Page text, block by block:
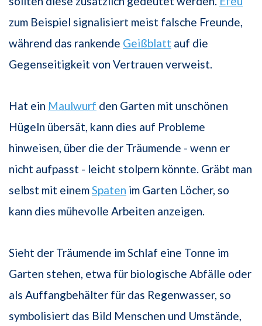
zum Beispiel signalisiert meist falsche Freunde,
während das rankende Geißblatt auf die
Gegenseitigkeit von Vertrauen verweist.
Hat ein Maulwurf den Garten mit unschönen
Hügeln übersät, kann dies auf Probleme
hinweisen, über die der Träumende - wenn er
nicht aufpasst - leicht stolpern könnte. Gräbt man
selbst mit einemSpaten im Garten Löcher, so
kann dies mühevolle Arbeiten anzeigen.
Sieht der Träumende im Schlaf eine Tonne im
Garten stehen, etwa für biologische Abfälle oder
als Auffangbehälter für das Regenwasser, so
symbolisiert das Bild Menschen und Umstände,